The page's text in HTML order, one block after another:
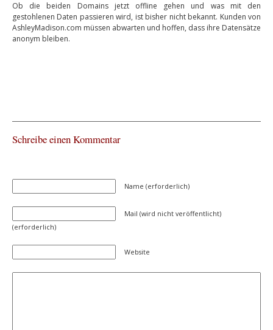
Ob die beiden Domains jetzt offline gehen und was mit den
gestohlenen Daten passieren wird, ist bisher nicht bekannt. Kunden von
AshleyMadison.com müssen abwarten und hoffen, dass ihre Datensätze
anonym bleiben.
Schreibe einen Kommentar
Name (erforderlich)
Mail (wird nicht veröffentlicht)
(erforderlich)
Website